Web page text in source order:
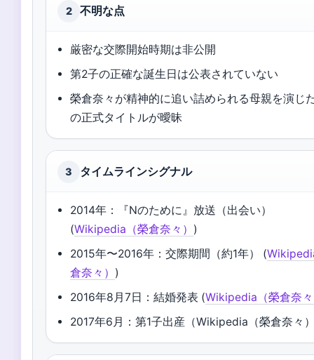
2 不明な点
厳密な交際開始時期は非公開
第2子の正確な誕生日は公表されていない
榮倉奈々が精神的に追い詰められる母親を演じ
の正式タイトルが曖昧
3 タイムラインシグナル
2014年：『Nのために』放送（出会い）
(Wikipedia（榮倉奈々） )
2015年〜2016年：交際期間（約1年） (
倉奈々） )
2016年8月7日：結婚発表 (Wikipedia（榮倉奈
2017年6月：第1子出産（Wikipedia（榮倉奈々